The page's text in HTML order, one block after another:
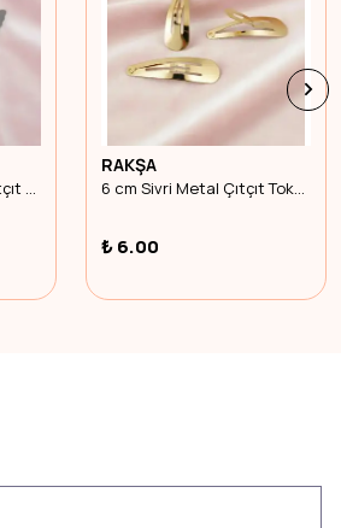
4 cm Kelebek Metal Çıtçıt Toka Nikel Kaplama
RAKŞA
6 cm Sivri Metal Çıtçıt Toka Gold Kaplama
₺ 6.00